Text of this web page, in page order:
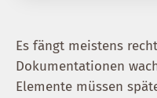
Es fängt meistens
Dokumentationen
Elemente müssen